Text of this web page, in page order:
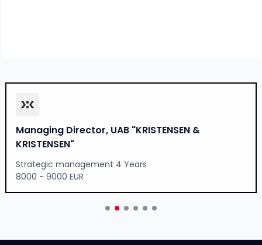
Managing Director, UAB "KRISTENSEN &
KRISTENSEN"
Strategic management 4 Years
8000 - 9000 EUR